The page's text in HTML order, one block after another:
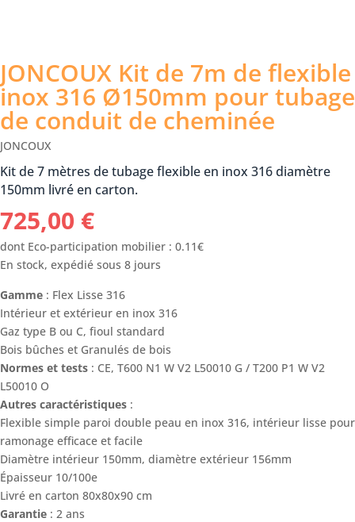
JONCOUX Kit de 7m de flexible
inox 316 Ø150mm pour tubage
de conduit de cheminée
JONCOUX
Kit de 7 mètres de tubage flexible en inox 316 diamètre
150mm livré en carton.
725,00 €
dont Eco-participation mobilier : 0.11€
En stock, expédié sous 8 jours
Gamme : Flex Lisse 316
Intérieur et extérieur en inox 316
Gaz type B ou C, fioul standard
Bois bûches et Granulés de bois
Normes et tests : CE, T600 N1 W V2 L50010 G / T200 P1 W V2
L50010 O
Autres caractéristiques :
Flexible simple paroi double peau en inox 316, intérieur lisse pour
ramonage efficace et facile
Diamètre intérieur 150mm, diamètre extérieur 156mm
Épaisseur 10/100e
Livré en carton 80x80x90 cm
Garantie : 2 ans